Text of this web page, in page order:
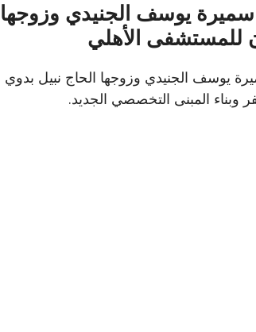
سميرة يوسف الجنيدي وزوجها
للمستشفى الأهلي
يوسف الجنيدي وزوجها الحاج نبيل
المبنى التخصصي الجديد.